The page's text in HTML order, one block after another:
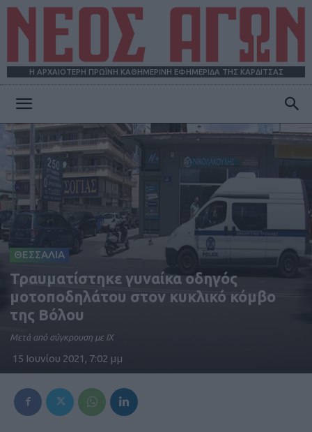
Η ΑΡΧΑΙΟΤΕΡΗ ΠΡΩΪΝΗ ΚΑΘΗΜΕΡΙΝΗ ΕΦΗΜΕΡΙΔΑ ΤΗΣ ΚΑΡΔΙΤΣΑΣ
ΘΕΣΣΑΛΙΑ
Τραυματίστηκε γυναίκα οδηγός
μοτοποδηλάτου στον κυκλικό κόμβο
της Βόλου
Μετά από σύγκρουση με ΙΧ
15 Ιουνίου 2021, 7:02 μμ